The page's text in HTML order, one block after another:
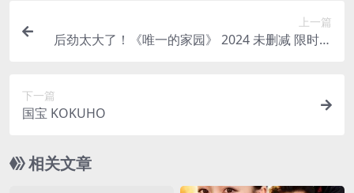
上一篇
后劲太大了！《唯一的家园》 2024 未删减 限时转
下一篇
国宝 KOKUHO
相关文章